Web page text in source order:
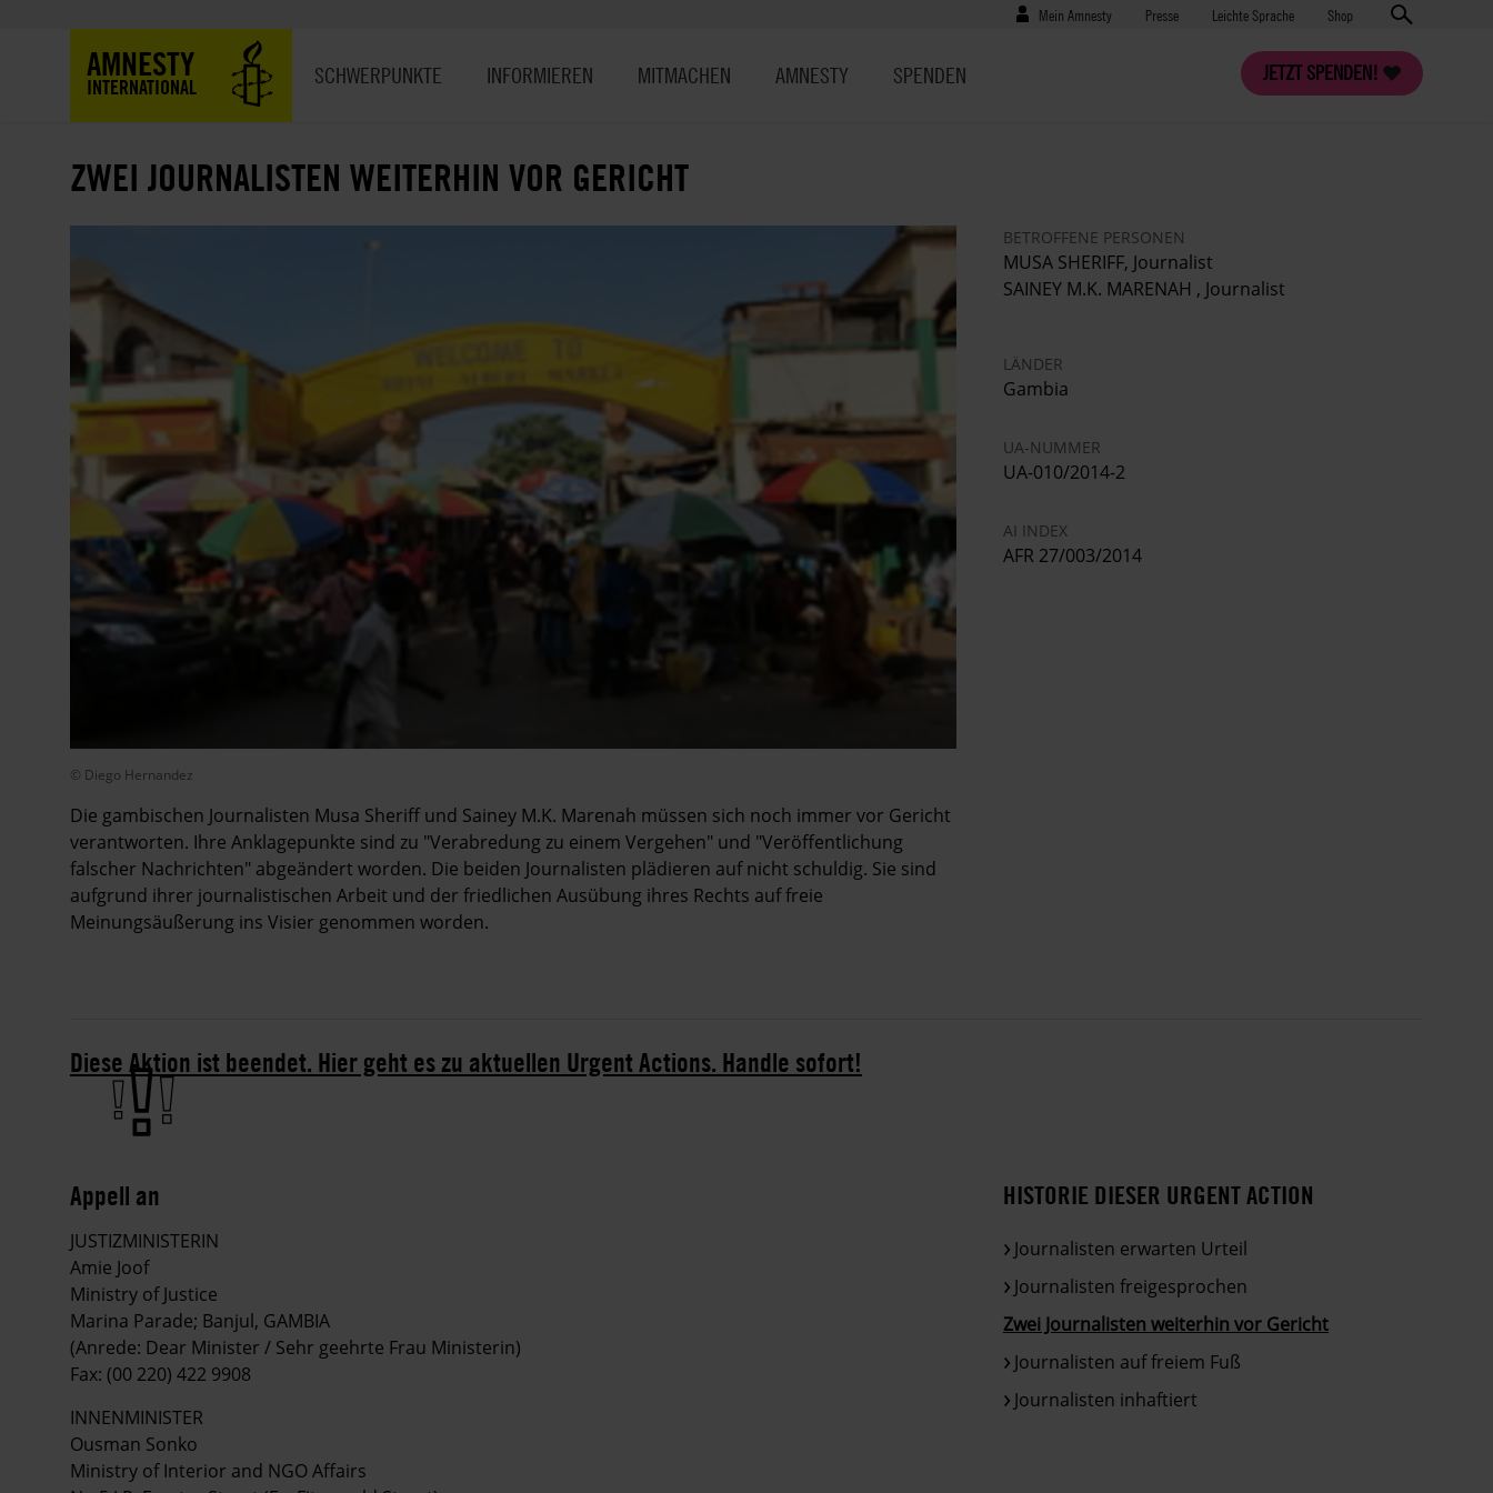
Benutzermenü
Mein Amnesty Presse
Presse Leichte Sprache Shop
AMNESTY
INTERNATIONAL
JETZT SPENDEN!
SCHWERPUNKTE INFORMIEREN MITMACHEN AMNESTY SPENDEN
ZWEI JOURNALISTEN WEITERHIN VOR GERICHT
© Diego Hernandez
Die gambischen Journalisten Musa Sheriff und Sainey M.K. Marenah müssen sich noch immer vor Gericht
verantworten. Ihre Anklagepunkte sind zu "Verabredung zu einem Vergehen" und "Veröffentlichung
falscher Nachrichten" abgeändert worden. Die beiden Journalisten plädieren auf nicht schuldig. Sie sind
aufgrund ihrer journalistischen Arbeit und der friedlichen Ausübung ihres Rechts auf freie
Meinungsäußerung ins Visier genommen worden.
BETROFFENE PERSONEN
MUSA SHERIFF, Journalist
SAINEY M.K. MARENAH , Journalist
LÄNDER
Gambia
UA-NUMMER
UA-010/2014-2
AI INDEX
AFR 27/003/2014
Diese Aktion ist beendet. Hier geht es zu aktuellen Urgent Actions. Handle sofort!
Appell an
JUSTIZMINISTERIN
Amie Joof
Ministry of Justice
Marina Parade; Banjul, GAMBIA
(Anrede: Dear Minister / Sehr geehrte Frau Ministerin)
Fax: (00 220) 422 9908
INNENMINISTER
Ousman Sonko
Ministry of Interior and NGO Affairs
HISTORIE DIESER URGENT ACTION
Journalisten erwarten Urteil
Journalisten freigesprochen
Zwei Journalisten weiterhin vor Gericht
Journalisten auf freiem Fuß
Journalisten inhaftiert